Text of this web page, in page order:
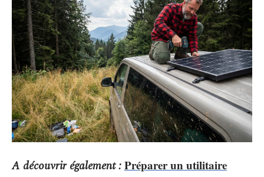
A découvrir également :Préparer un utilitaire